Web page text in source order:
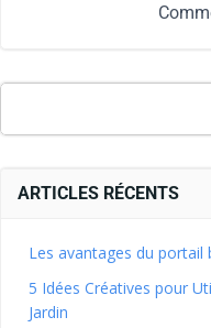
ARTICLES RÉCENTS
Les avantages du
5 Idées Créatives pour
Jardin